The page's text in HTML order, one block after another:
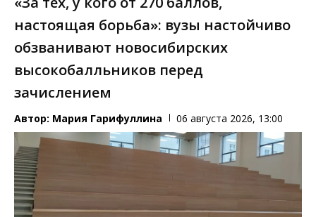
настоящая борьба»: вузы настойчиво
обзванивают новосибирских
высокобалльников перед
зачислением
Автор: Мария Гарифуллина 06 августа 2026, 13:00